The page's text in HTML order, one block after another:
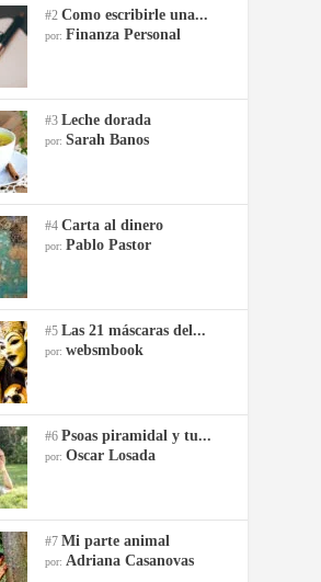
#2Como escribirle una...
por: Finanza Personal
#3Leche dorada
por:Sarah Banos
#4Carta al dinero
por: Pablo Pastor
#5Las 21 máscaras del...
por:websmbook
#6Psoas piramidal y tu...
por:Oscar Losada
#7Mi parte animal
por: Adriana Casanovas